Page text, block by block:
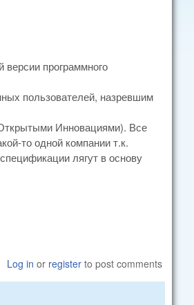
версии программного
пользователей, назревшим
Инновациями). Все
то одной компании т.к.
лягут в основу
Log in or register to post comments